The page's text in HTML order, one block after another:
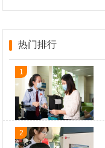
热门排行
1
2